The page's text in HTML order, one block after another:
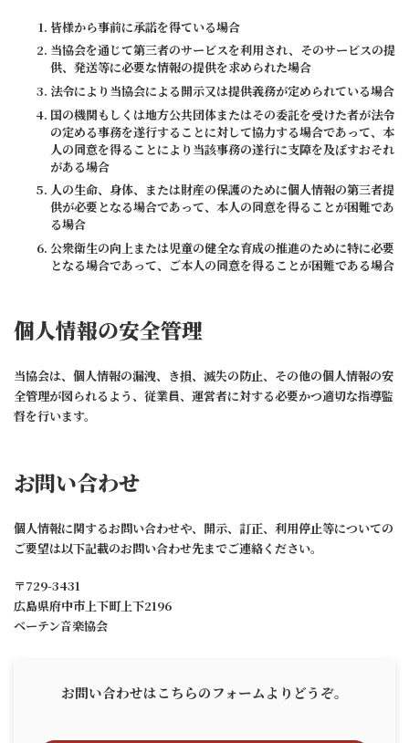
皆様から事前に承諾を得ている場合
当協会を通じて第三者のサービスを利用され、そのサービスの提
供、発送等に必要な情報の提供を求められた場合
法令により当協会による開示又は提供義務が定められている場合
国の機関もしくは地方公共団体またはその委託を受けた者が法令
の定める事務を遂行することに対して協力する場合であって、本
人の同意を得ることにより当該事務の遂行に支障を及ぼすおそれ
がある場合
人の生命、身体、または財産の保護のために個人情報の第三者提
供が必要となる場合であって、本人の同意を得ることが困難であ
る場合
公衆衛生の向上または児童の健全な育成の推進のために特に必要
となる場合であって、ご本人の同意を得ることが困難である場合
個人情報の安全管理
当協会は、個人情報の漏洩、き損、滅失の防止、その他の個人情報の安
全管理が図られるよう、従業員、運営者に対する必要かつ適切な指導監
督を行います。
お問い合わせ
個人情報に関するお問い合わせや、開示、訂正、利用停止等についての
ご要望は以下記載のお問い合わせ先までご連絡ください。
〒729-3431
広島県府中市上下町上下2196
ベーテン音楽協会
お問い合わせはこちらのフォームよりどうぞ。